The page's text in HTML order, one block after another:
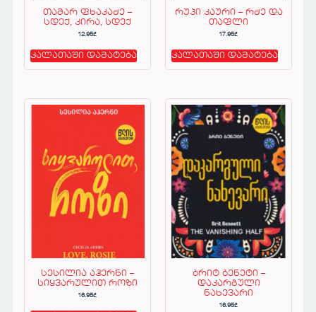
თამარ ფხაკაძე –
სდექ, კირა, სდექ
12.95₾
კალათაში დამატება
რუპი კაური – რძე და
თაფლი
17.95₾
კალათაში დამატება
სესილია აჰერნი –
სიყვარულით როზი
16.95₾
ბრიტ ბენეტი –
დაკარგული
ნახევარი
16.95₾